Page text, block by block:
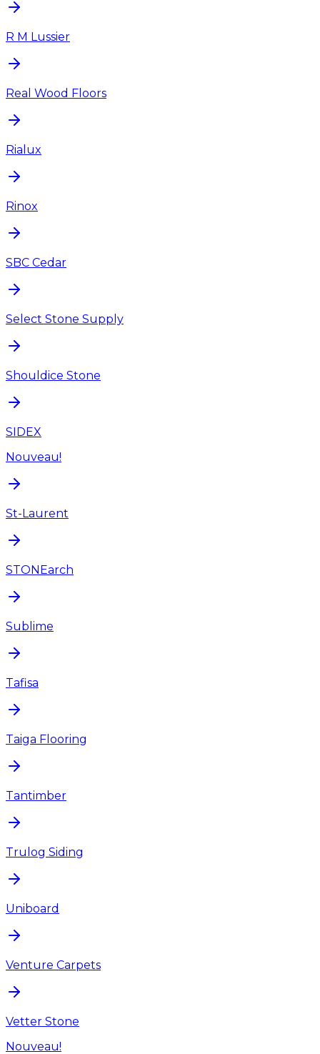
R M Lussier
Real Wood Floors
Rialux
Rinox
SBC Cedar
Select Stone Supply
Shouldice Stone
SIDEX
Nouveau!
St-Laurent
STONEarch
Sublime
Tafisa
Taiga Flooring
Tantimber
Trulog Siding
Uniboard
Venture Carpets
Vetter Stone
Nouveau!